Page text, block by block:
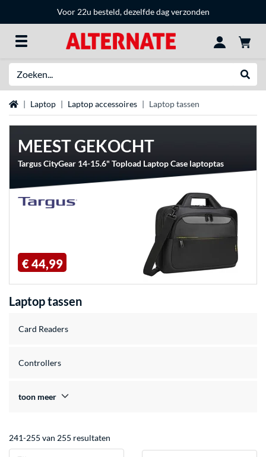
Voor 22u besteld, dezelfde dag verzonden
Home Laptop Laptop accessoires Laptop tassen
MEEST GEKOCHT
Targus CityGear 14-15.6" Topload Laptop Case laptoptas
€ 44,99
Laptop tassen
Card Readers
Controllers
toon meer
241-255 van 255 resultaten